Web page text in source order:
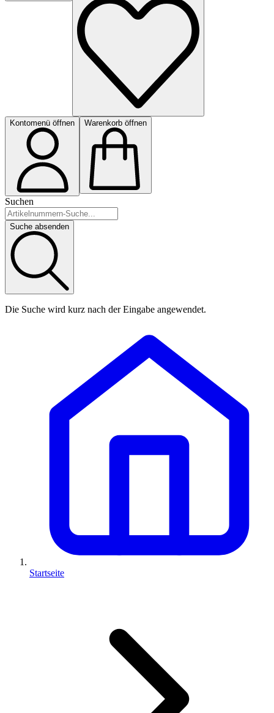
Kontomenü öffnen Warenkorb öffnen
Suchen
Suche absenden
Die Suche wird kurz nach der Eingabe angewendet.
Startseite